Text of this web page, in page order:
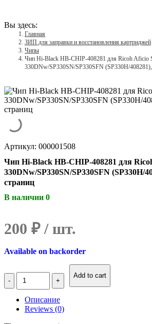
Вы здесь:
Главная
ЗИП для заправки и восстановления картриджей
Чипы
Чип Hi-Black HB-CHIP-408281 для Ricoh Aficio
330DNw/SP330SN/SP330SFN (SP330H/
Артикул: 000001508
Чип Hi-Black HB-CHIP-408281 для
330DNw/SP330SN/SP330SFN (SP330H/
страниц
В наличии 0
200 ₽
Available on backorder
Количество
Чип
Black
HB-
CHIP-
Add to cart
Описание
Reviews (0)